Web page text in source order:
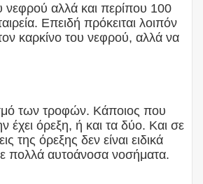
νεφρού αλλά και περίπου 100
Επειδή πρόκειται λοιπόν
καρκίνο του νεφρού, αλλά να
των τροφών. Κάποιος που
όρεξη, ή και τα δύο. Και σε
όρεξης δεν είναι ειδικά
πολλά αυτοάνοσα νοσήματα.